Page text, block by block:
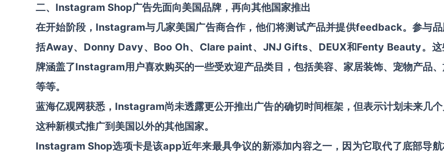
二、 Instagram Shop广告先面向美国品牌，再向其他国家推出
在开始阶段，Instagram与几家美国广告商合作，他们将测试产品并提供feedback。参与
括Away、Donny Davy、Boo Oh、Clare paint、JNJ Gifts、DEUX和Fenty Beauty。这
牌涵盖了Instagram用户喜欢购买的一些受欢迎产品类目，包括美容、家居装饰、宠物产品
等等。
蓝海亿观网获悉，Instagram尚未透露更公开推出广告的确切时间框架，但表示计划未来几
这种新模式推广到美国以外的其他国家。
Instagram Shop选项卡是该app近年来最具争议的新添加内容之一，因为它取代了底部导